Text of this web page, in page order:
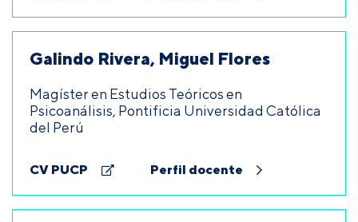
Galindo Rivera, Miguel Flores
Magíster en Estudios Teóricos en
Psicoanálisis, Pontificia Universidad Católica
del Perú
CV PUCP Perfil docente